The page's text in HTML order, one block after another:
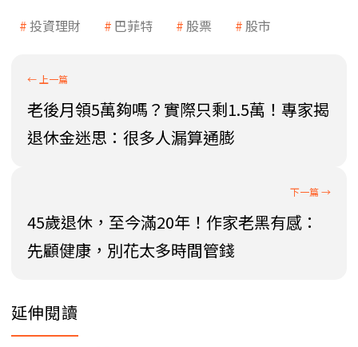
投資理財 巴菲特 股票 股市
老後月領5萬夠嗎？實際只剩1.5萬！專家揭
退休金迷思：很多人漏算通膨
45歲退休，至今滿20年！作家老黑有感：
先顧健康，別花太多時間管錢
延伸閱讀